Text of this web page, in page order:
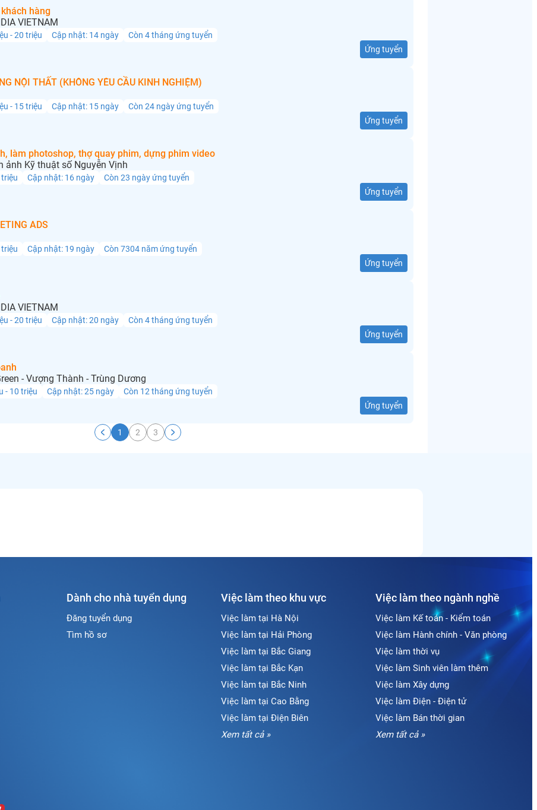
hàng
VIETNAM
- 20 triệu Cập nhật: 14 ngày
Còn 4 tháng ứng tuyển
Ứng tuyển
NỘI THẤT (KHÔNG YÊU CẦU KINH NGHIỆM)
- 15 triệu Cập nhật: 15 ngày
Còn 24 ngày ứng tuyển
Ứng tuyển
làm photoshop, thợ quay phim, dựng phim video
ảnh Kỹ thuật số Nguyễn Vịnh
Cập nhật: 16 ngày
Còn 23 ngày ứng tuyển
Ứng tuyển
ADS
Cập nhật: 19 ngày
Còn 7304 năm ứng tuyển
Ứng tuyển
VIETNAM
- 20 triệu Cập nhật: 20 ngày
Còn 4 tháng ứng tuyển
Ứng tuyển
- Vượng Thành - Trùng Dương
- 10 triệu Cập nhật: 25 ngày
Còn 12 tháng ứng tuyển
Ứng tuyển
1 2 3
Dành cho nhà tuyển dụng
Đăng tuyển dụng
Tìm hồ sơ
Việc làm theo khu vực
Việc làm tại Hà Nội
Việc làm tại Hải Phòng
Việc làm tại Bắc Giang
Việc làm tại Bắc Kạn
Việc làm tại Bắc Ninh
Việc làm tại Cao Bằng
Việc làm tại Điện Biên
Xem tất cả »
Việc làm theo ngành nghề
Việc làm Kế toán - Kiểm toán
Việc làm Hành chính - Văn phòng
Việc làm thời vụ
Việc làm Sinh viên làm thêm
Việc làm Xây dựng
Việc làm Điện - Điện tử
Việc làm Bán thời gian
Xem tất cả »